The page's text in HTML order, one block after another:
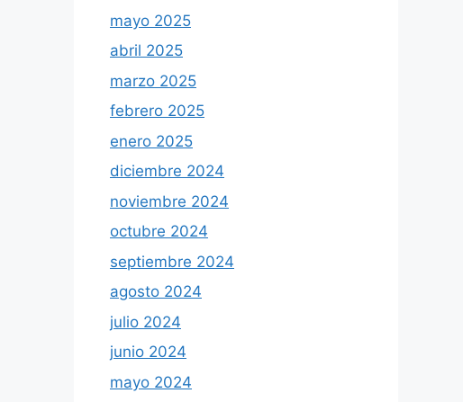
mayo 2025
abril 2025
marzo 2025
febrero 2025
enero 2025
diciembre 2024
noviembre 2024
octubre 2024
septiembre 2024
agosto 2024
julio 2024
junio 2024
mayo 2024